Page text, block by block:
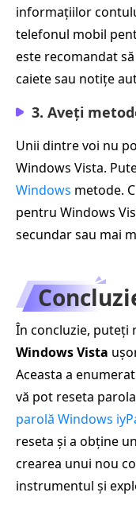
informațiilor
telefonul mobil
este recomandat
caiete sau notițe
3. Aveți
Unii dintre voi nu
Windows Vista.
Windows metode.
pentru Windows
secundar sau mai
În concluzie, puteți
Windows Vista
Aceasta a
vă pot reseta
parolă Windows
reseta și a obține
crearea unui nou
instrumentul și